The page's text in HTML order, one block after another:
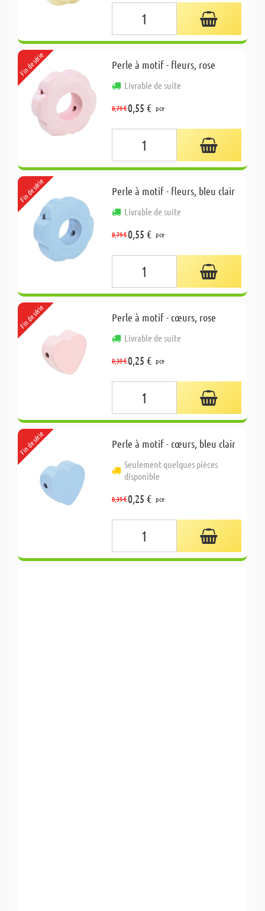
Perle à motif - fleurs, rose
Livrable de suite
0,79 €0,55 € pce
Fin de série
Perle à motif - fleurs, bleu clair
Livrable de suite
0,79 €0,55 € pce
Fin de série
Perle à motif - cœurs, rose
Livrable de suite
0,39 €0,25 € pce
Fin de série
Perle à motif - cœurs, bleu clair
Seulement quelques pièces
disponible
0,39 €0,25 € pce
Fin de série